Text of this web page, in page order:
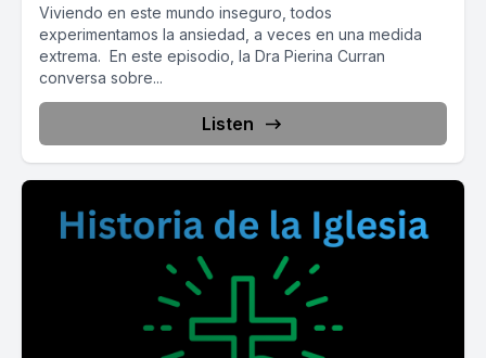
Viviendo en este mundo inseguro, todos
experimentamos la ansiedad, a veces en una medida
extrema. En este episodio, la Dra Pierina Curran
conversa sobre...
Listen